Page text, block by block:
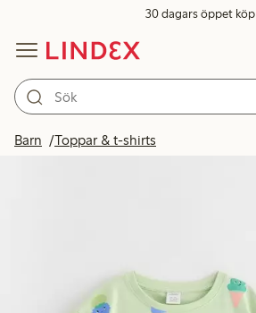
30 dagars öppet köp
Barn Toppar & t-shirts